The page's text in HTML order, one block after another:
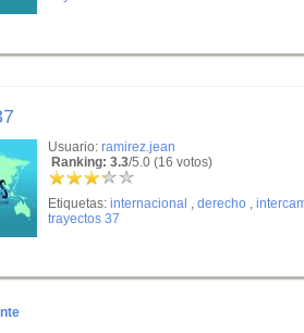
Usuario: ramirez.jean
Ranking: 3.3/5.0 (16 votos)
Etiquetas: internacional , derecho ,
trayectos 37